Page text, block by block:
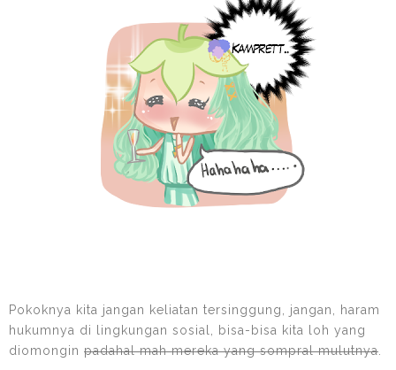
Pokoknya kita jangan keliatan tersinggung, jangan, haram
hukumnya di lingkungan sosial, bisa-bisa kita loh yang
diomongin padahal mah mereka yang sompral mulutnya